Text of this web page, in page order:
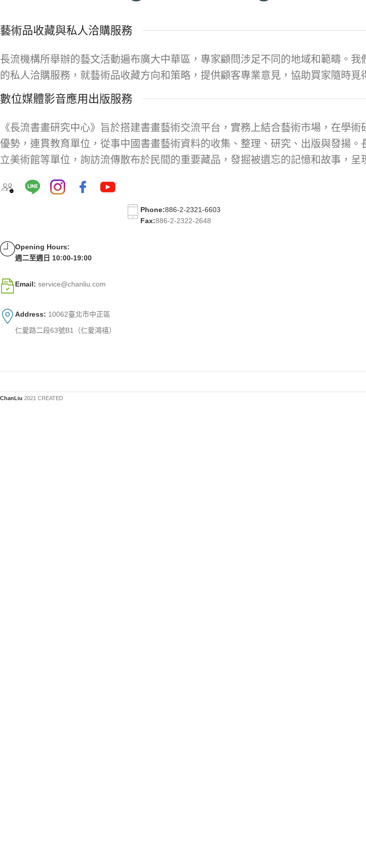
藝術品收藏與私人洽購服務
長流機構所舉辦的藝文活動遍布廣大中華區，專家顧問涉足不同的地域和範疇。
的私人洽購服務，就藝術品收藏方向和策略，提供顧客專業意見，協助買家隨時覓
數位媒體影音應用出版服務
《長流書畫研究中心》旨於搭建書畫藝術交流平台，實務上結合藝術市場，在學
優勢，連貫教育單位，從事中國書畫藝術資料的收集、整理、研究、出版與發揚
立美術館等單位，詢訪流傳散布於民間的重要藏品，發掘被遺忘的記憶和故事，呈
Phone:886-2-2321-6603
Fax:886-2-2322-2648
Opening Hours:
週二至週日 10:00-19:00
Email: service@chanliu.com
Address: 10062臺北市中正區
仁愛路二段63號B1（仁愛鴻禧）
ChanLiu 2021 CREATED